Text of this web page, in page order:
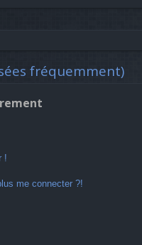
fréquemment)
!
me connecter ?!